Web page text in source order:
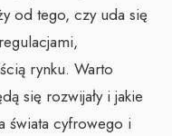
od tego, czy uda się
rynku. Warto
się rozwijały i jakie
świata cyfrowego i